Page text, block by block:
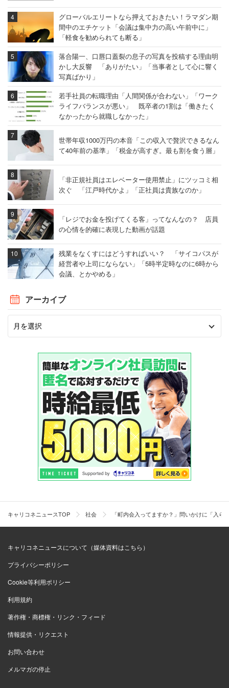
グローバルエリートなら押えておきたい！ラマダン期
間中のエチケット「会議は集中力の高い午前中に」
「軽食を勧められても断る」
落合陽一、口唇口蓋裂の息子の写真を投稿する理由明
かし大反響 「ありがたい」「当事者として心に響く
写真ばかり」
若手社員の転職理由「人間関係が合わない」「ワーク
ライフバランスが悪い」 既卒者の1割は「働きたく
なかったから就職しなかった」
世帯年収1000万円の本音「この収入で贅沢できるなん
て40年前の基準」「税金が高すぎ。最も割を食う層」
「非正規社員はエレベーター使用禁止」にツッコミ相
次ぐ 「江戸時代かよ」「正社員は貴族なのか」
「レジでお金を投げてくる客」ってなんなの？ 店員
の心情を的確に表現した動画が話題
残業をなくすにはどうすればいい？ 「サイコパスが
経営者や上司にならない」「5時半定時なのに6時から
会議、とかやめる」
アーカイブ
キャリコネニュースTOP 社会 「町内会入ってますか？」問いかけに「入
キャリコネニュースについて（媒体資料はこちら）
プライバシーポリシー
Cookie等利用ポリシー
利用規約
著作権・商標権・リンク・フィード
情報提供・リクエスト
お問い合わせ
メルマガの停止